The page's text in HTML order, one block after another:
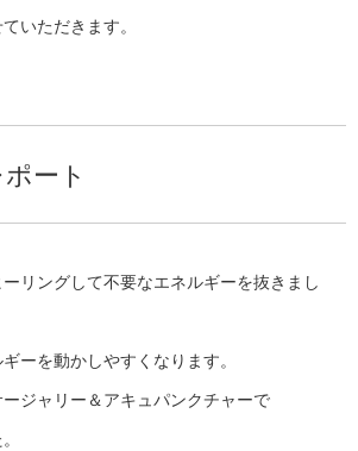
いただきます。
ート
リングして不要なエネルギーを抜きまし
ーを動かしやすくなります。
ジャリー＆アキュパンクチャーで